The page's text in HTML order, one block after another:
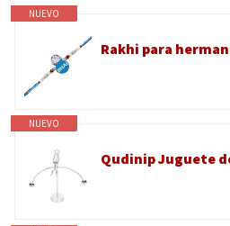
NUEVO
NUEVO